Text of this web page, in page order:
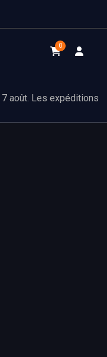
0
août. Les expéditions